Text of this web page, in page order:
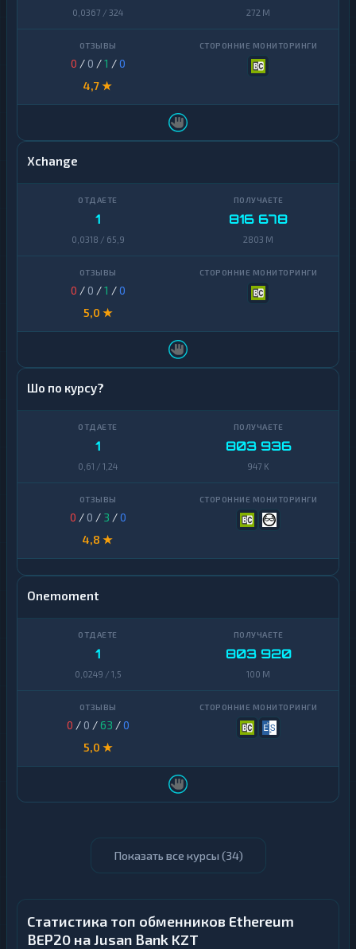
0,0367 / 324 272 M
0 / 0 /1 /0
4,7 ★
Xchange
1
0,0318 / 65,9
816 678
2803 M
0 / 0 /1 /0
5,0 ★
Шо по курсу?
1
0,61 / 1,24
803 936
947 K
0 / 0 / 3 /0
4,8 ★
Onemoment
1
0,0249 / 1,5
803 920
100 M
0 / 0 /63 /0
5,0 ★
Показать все курсы (34)
Статистика топ обменников Ethereum
BEP20 на Jusan Bank KZT